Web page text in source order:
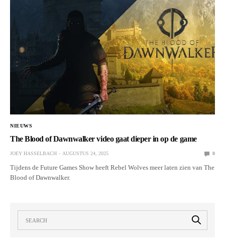
NIEUWS
The Blood of Dawnwalker video gaat dieper in op de game
JOEY HASSELBACH AUGUSTUS 24, 2025 0
Tijdens de Future Games Show heeft Rebel Wolves meer laten zien van The
Blood of Dawnwalker.